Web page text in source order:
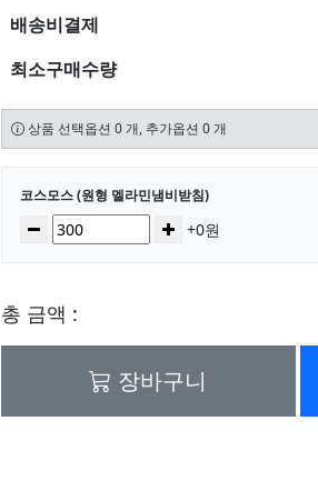
배송비결제
최소구매수량
상품 선택옵션 0 개, 추가옵션 0 개
선택된 옵션
코스모스 (원형 멜라민냄비받침)
수량감소 증가+0원
총 금액 :
장바구니